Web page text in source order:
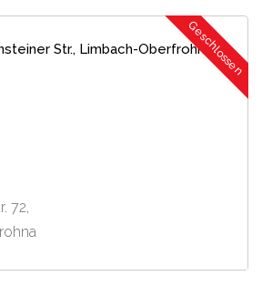
Str., Limbach-OberfrohnaGeschlossen
72,